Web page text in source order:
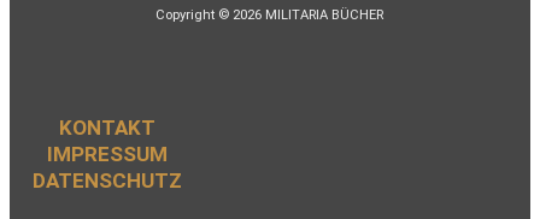
Copyright © 2026 MILITARIA BÜCHER
KONTAKT
IMPRESSUM
DATENSCHUTZ